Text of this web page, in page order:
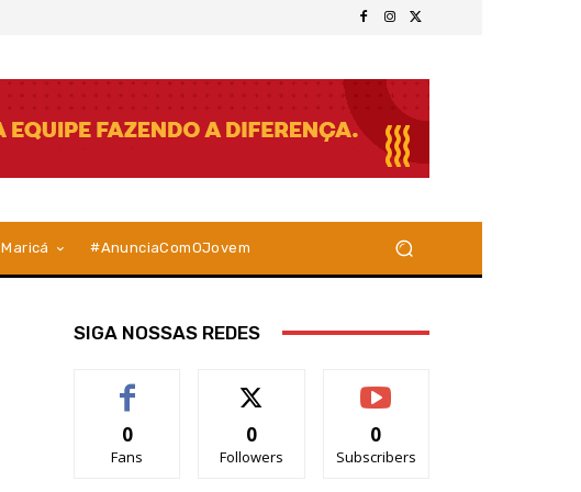
Maricá #AnunciaComOJovem
SIGA NOSSAS REDES
0
Fans
0
Followers
0
Subscribers